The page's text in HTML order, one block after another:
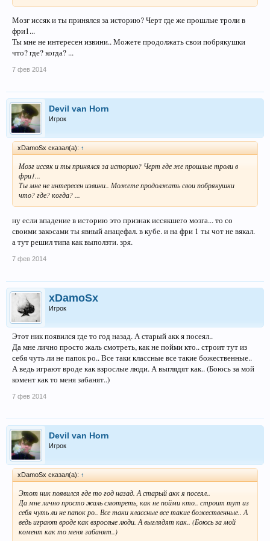
Мозг иссяк и ты принялся за историю? Черт где же прошлые троли в
фри1...
Ты мне не интересен извини.. Можете продолжать свои побрякушки
что? где? когда? ...
7 фев 2014
Devil van Horn
Игрок
xDamoSx сказал(а): ↑
Мозг иссяк и ты принялся за историю? Черт где же прошлые троли в
фри1...
Ты мне не интересен извини.. Можете продолжать свои побрякушки
что? где? когда? ...
ну если впадение в историю это признак иссякшего мозга... то со
своими закосами ты явный анацефал. в кубе. и на фри 1 ты чот не вякал.
а тут решил типа как выползти. зря.
7 фев 2014
xDamoSx
Игрок
Этот ник появился где то год назад. А старый акк я посеял..
Да мне лично просто жаль смотреть, как не пойми кто.. строит тут из
себя чуть ли не папок ро.. Все таки классные все такие божественные..
А ведь играют вроде как взрослые люди. А выглядят как.. (Боюсь за мой
комент как то меня забанят..)
7 фев 2014
Devil van Horn
Игрок
xDamoSx сказал(а): ↑
Этот ник появился где то год назад. А старый акк я посеял..
Да мне лично просто жаль смотреть, как не пойми кто.. строит тут из
себя чуть ли не папок ро.. Все таки классные все такие божественные.. А
ведь играют вроде как взрослые люди. А выглядят как.. (Боюсь за мой
комент как то меня забанят..)